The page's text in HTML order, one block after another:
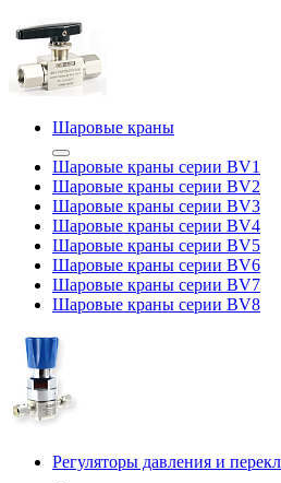
Шаровые краны
Шаровые краны серии BV1
Шаровые краны серии BV2
Шаровые краны серии BV3
Шаровые краны серии BV4
Шаровые краны серии BV5
Шаровые краны серии BV6
Шаровые краны серии BV7
Шаровые краны серии BV8
Регуляторы давления и